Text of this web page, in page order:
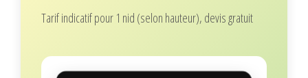
Tarif indicatif pour 1 nid (selon hauteur), devis gratuit